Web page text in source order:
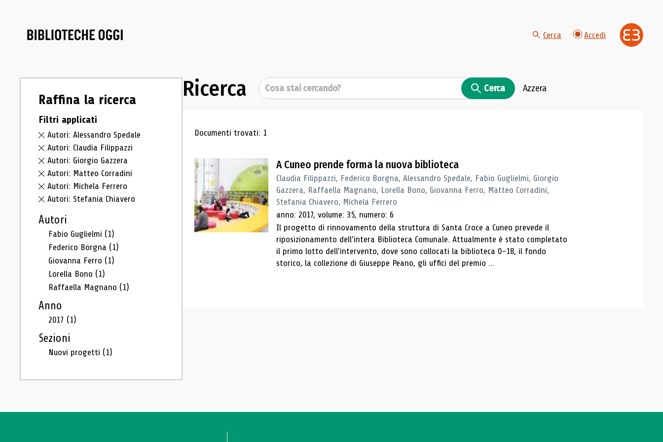
Cerca Accedi
Raffina la ricerca
Filtri applicati
Autori: Alessandro Spedale
Autori: Claudia Filippazzi
Autori: Giorgio Gazzera
Autori: Matteo Corradini
Autori: Michela Ferrero
Autori: Stefania Chiavero
Autori
Fabio Guglielmi (1)
Federico Borgna (1)
Giovanna Ferro (1)
Lorella Bono (1)
Raffaella Magnano (1)
Anno
2017 (1)
Sezioni
Nuovi progetti (1)
Ricerca Cerca Cerca Azzera
Risultati di ricerca
Documenti trovati: 1
A Cuneo prende forma la nuova biblioteca
Claudia Filippazzi, Federico Borgna, Alessandro Spedale, Fabio Guglielmi, Giorgio
Gazzera, Raffaella Magnano, Lorella Bono, Giovanna Ferro, Matteo Corradini,
Stefania Chiavero, Michela Ferrero
anno: 2017, volume: 35, numero: 6
Il progetto di rinnovamento della struttura di Santa Croce a Cuneo prevede il
riposizionamento dell'intera Biblioteca Comunale. Attualmente è stato completato
il primo lotto dell'intervento, dove sono collocati la biblioteca 0-18, il fondo
storico, la collezione di Giuseppe Peano, gli uffici del premio ...